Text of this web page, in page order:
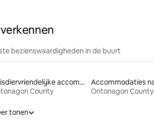
bezienswaardigheden in de buurt
Huisdiervriendelijke accommodaties
County
Ontonagon County
tonen